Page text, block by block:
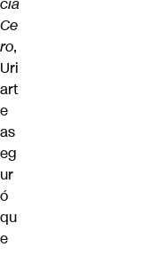
Ce
ro,
Uri
art
e
as
eg
ur
ó
qu
e